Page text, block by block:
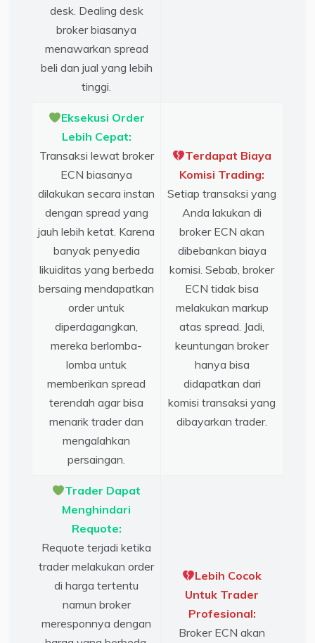
desk. Dealing desk
broker biasanya
menawarkan spread
beli dan jual yang lebih
tinggi.
Eksekusi Order
Lebih Cepat:
Transaksi lewat broker
ECN biasanya
dilakukan secara instan
dengan spread yang
jauh lebih ketat. Karena
banyak penyedia
likuiditas yang berbeda
bersaing mendapatkan
order untuk
diperdagangkan,
mereka berlomba-
lomba untuk
memberikan spread
terendah agar bisa
menarik trader dan
mengalahkan
persaingan.
Terdapat Biaya
Komisi Trading:
Setiap transaksi yang
Anda lakukan di
broker ECN akan
dibebankan biaya
komisi. Sebab, broker
ECN tidak bisa
melakukan markup
atas spread. Jadi,
keuntungan broker
hanya bisa
didapatkan dari
komisi transaksi yang
dibayarkan trader.
Trader Dapat
Menghindari
Requote:
Requote terjadi ketika
trader melakukan order
di harga tertentu
namun broker
meresponnya dengan
Lebih Cocok
Untuk Trader
Profesional:
Broker ECN akan